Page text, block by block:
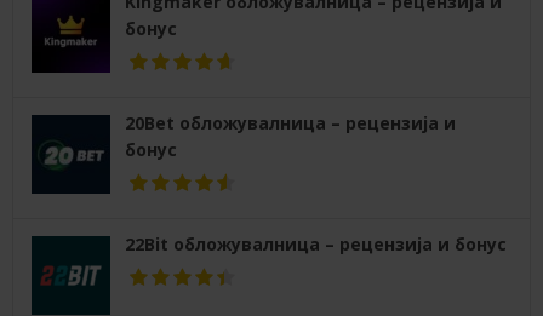
бонус
20Bet обложувалница – рецензија и
бонус
22Bit обложувалница – рецензија и бонус